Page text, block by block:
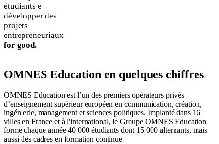
étudiants e
développer des
projets
entrepreneuriaux
for good.
OMNES Education en quelques chiffres
OMNES Education est l’un des premiers opérateurs privés
d’enseignement supérieur européen en communication, création,
ingénierie, management et sciences politiques. Implanté dans 16
villes en France et à l'international, le Groupe OMNES Education
forme chaque année 40 000 étudiants dont 15 000 alternants, mais
aussi des cadres en formation continue